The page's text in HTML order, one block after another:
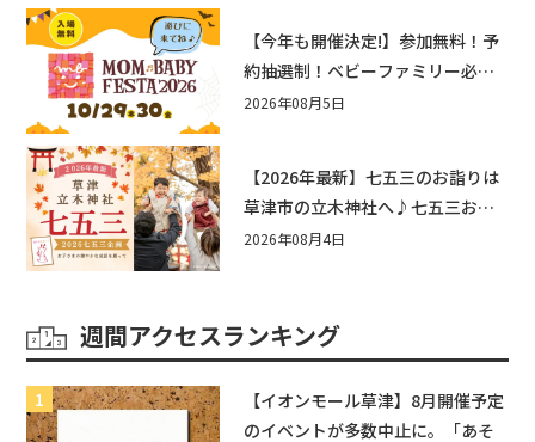
【今年も開催決定!】参加無料！予
約抽選制！ベビーファミリー必見
☆入場無料☆10/29(木)30(金)ママ
2026年08月5日
【2026年最新】七五三のお詣りは
草津市の立木神社へ♪七五三お祝
い企画をご紹介！
2026年08月4日
週間アクセスランキング
【イオンモール草津】8月開催予定
のイベントが多数中止に。「あそ